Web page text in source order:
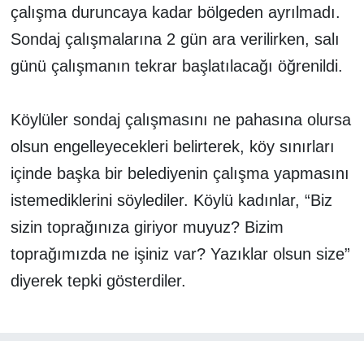
çalışma duruncaya kadar bölgeden ayrılmadı.
Sondaj çalışmalarına 2 gün ara verilirken, salı
günü çalışmanın tekrar başlatılacağı öğrenildi.
Köylüler sondaj çalışmasını ne pahasına olursa
olsun engelleyecekleri belirterek, köy sınırları
içinde başka bir belediyenin çalışma yapmasını
istemediklerini söylediler. Köylü kadınlar, “Biz
sizin toprağınıza giriyor muyuz? Bizim
toprağımızda ne işiniz var? Yazıklar olsun size”
diyerek tepki gösterdiler.